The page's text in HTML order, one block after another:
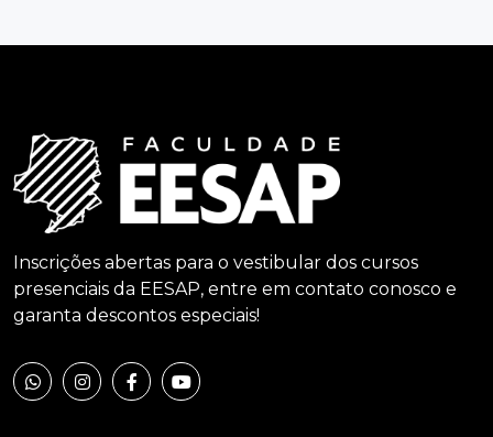
Inscrições abertas para o vestibular dos cursos
presenciais da EESAP, entre em contato conosco e
garanta descontos especiais!